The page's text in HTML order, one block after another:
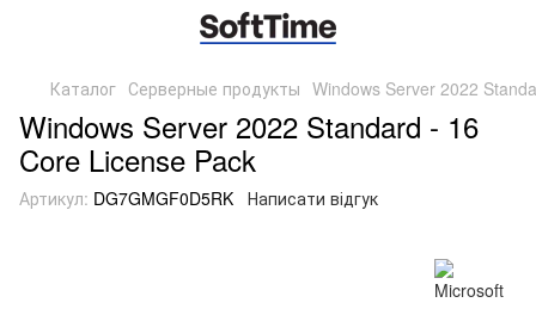
Каталог Серверные продукты Windows Server 2022
Windows Server 2022 Standard - 16
Core License Pack
Артикул: DG7GMGF0D5RK Написати відгук